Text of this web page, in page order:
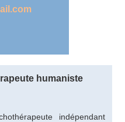
humaniste
indépendant